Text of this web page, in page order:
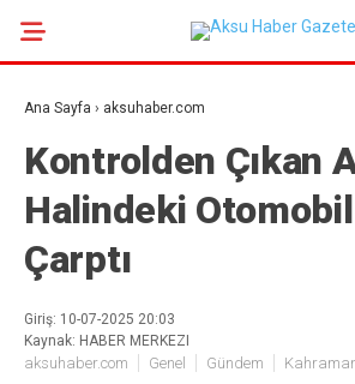
GÜNDEM
EKONOMI
DÜNYA
Ana Sayfa › aksuhaber.com
Kontrolden Çıkan
Halindeki
Çarptı
Giriş: 10-07-2025 20:03
Kaynak: HABER MERKEZI
aksuhaber.com Genel Gündem